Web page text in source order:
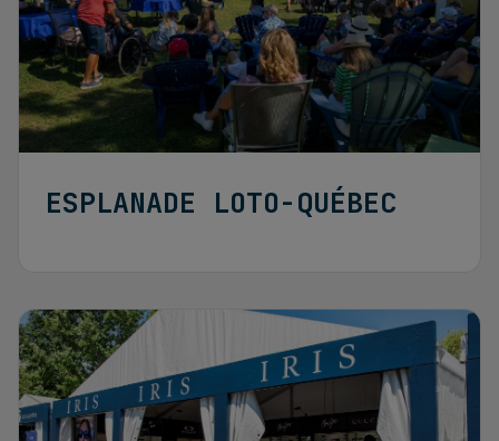
ESPLANADE LOTO-QUÉBEC